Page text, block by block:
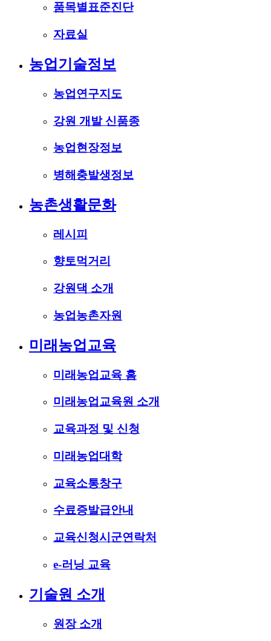
품목별표준진단
자료실
농업기술정보
농업연구지도
강원 개발 신품종
농업현장정보
병해충발생정보
농촌생활문화
레시피
향토먹거리
강원댁 소개
농업농촌자원
미래농업교육
미래농업교육 홈
미래농업교육원 소개
교육과정 및 신청
미래농업대학
교육소통창구
수료증발급안내
교육신청시군연락처
e-러닝 교육
기술원 소개
원장 소개